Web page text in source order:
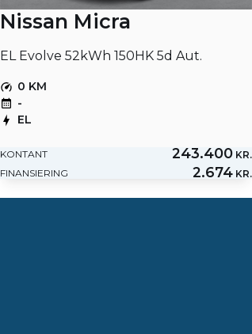
Nissan Micra
EL Evolve 52kWh 150HK 5d Aut.
0 KM
-
EL
KONTANT 243.400 KR.
FINANSIERING
2.674 KR.